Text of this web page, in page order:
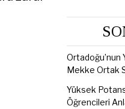
Ortadoğu’nun
Mekke Ortak
Yüksek
Öğrencileri